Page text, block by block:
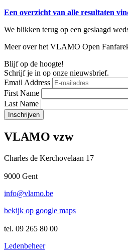
Een overzicht van alle resultaten
We blikken terug op een geslaagd
Meer over het VLAMO Open
Blijf op de hoogte!
Schrijf je in op onze nieuwsbrief.
Email Address
First Name
Last Name
VLAMO vzw
Charles de Kerchovelaan 17
9000 Gent
info@vlamo.be
bekijk op google maps
tel. 09 265 80 00
Ledenbeheer